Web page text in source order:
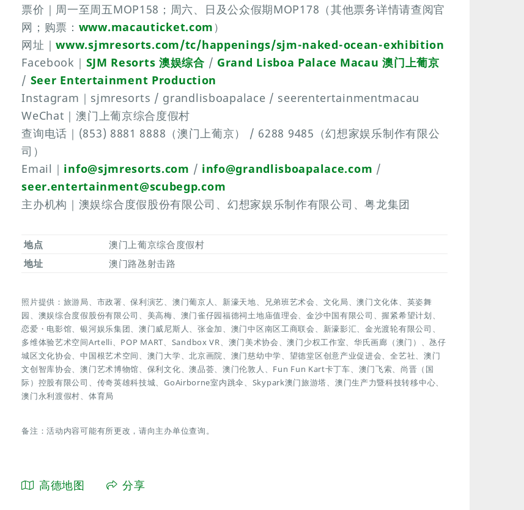
票价｜周一至周五MOP158；周六、日及公众假期MOP178（其他票务详情请查阅官
网；购票： www.macauticket.com ）
网址｜www.sjmresorts.com/tc/happenings/sjm-naked-ocean-exhibition
Facebook｜ SJM Resorts 澳娱综合 / Grand Lisboa Palace Macau 澳门上葡京
/ Seer Entertainment Production
Instagram｜sjmresorts / grandlisboapalace / seerentertainmentmacau
WeChat｜澳门上葡京综合度假村
查询电话｜(853) 8881 8888（澳门上葡京） / 6288 9485（幻想家娱乐制作有限公
司）
Email｜ info@sjmresorts.com / info@grandlisboapalace.com /
seer.entertainment@scubegp.com
主办机构｜澳娱综合度假股份有限公司、幻想家娱乐制作有限公司、粤龙集团
地点
澳门上葡京综合度假村
地址
澳门路氹射击路
照片提供：旅游局、市政署、保利演艺、澳门葡京人、新濠天地、兄弟班艺术会、文化局、澳门文化体、英姿舞
园、澳娱综合度假股份有限公司、美高梅、澳门雀仔园福德祠土地庙值理会、金沙中国有限公司、握紧希望计划、
恋爱・电影馆、银河娱乐集团、澳门威尼斯人、张金加、澳门中区南区工商联会、新濠影汇、金光渡轮有限公司、
多维体验艺术空间Artelli、POP MART、Sandbox VR、澳门美术协会、澳门少权工作室、华氏画廊（澳门）、氹仔
城区文化协会、中国根艺术空间、澳门大学、北京画院、澳门慈幼中学、望德堂区创意产业促进会、全艺社、澳门
文创智库协会、澳门艺术博物馆、保利文化、澳品荟、澳门伦敦人、Fun Fun Kart卡丁车、澳门飞索、尚晋（国
际）控股有限公司、传奇英雄科技城、GoAirborne室内跳伞、Skypark澳门旅游塔、澳门生产力暨科技转移中心、
澳门永利渡假村、体育局
备注：活动内容可能有所更改，请向主办单位查询。
高德地图 分享